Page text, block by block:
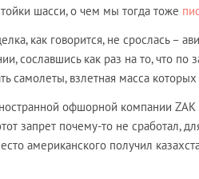
шасси, о чем мы тогда тоже
как говорится, не срослась –
сославшись как раз на то, что по
самолеты, взлетная масса
офшорной компании
запрет почему-то не сработал,
американского получил